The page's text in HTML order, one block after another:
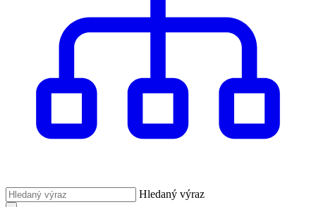
Hledaný výraz